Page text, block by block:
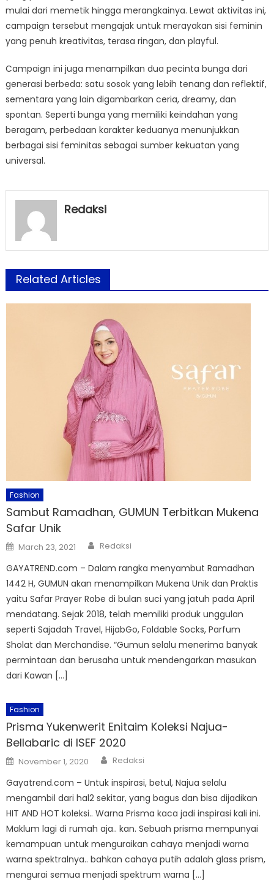
mulai dari memetik hingga merangkainya. Lewat aktivitas ini,
campaign tersebut mengajak untuk merayakan sisi feminin
yang penuh kreativitas, terasa ringan, dan playful.
Campaign ini juga menampilkan dua pecinta bunga dari
generasi berbeda: satu sosok yang lebih tenang dan reflektif,
sementara yang lain digambarkan ceria, dreamy, dan
spontan. Seperti bunga yang memiliki keindahan yang
beragam, perbedaan karakter keduanya menunjukkan
berbagai sisi feminitas sebagai sumber kekuatan yang
universal.
Redaksi
Related Articles
Fashion
Sambut Ramadhan, GUMUN Terbitkan Mukena
Safar Unik
Posted
on
March 23, 2021 Author
Redaksi
GAYATREND.com – Dalam rangka menyambut Ramadhan
1442 H, GUMUN akan menampilkan Mukena Unik dan Praktis
yaitu Safar Prayer Robe di bulan suci yang jatuh pada April
mendatang. Sejak 2018, telah memiliki produk unggulan
seperti Sajadah Travel, HijabGo, Foldable Socks, Parfum
Sholat dan Merchandise. “Gumun selalu menerima banyak
permintaan dan berusaha untuk mendengarkan masukan
dari Kawan […]
Fashion
Prisma Yukenwerit Enitaim Koleksi Najua-
Bellabaric di ISEF 2020
Posted
on
November 1, 2020 Author
Redaksi
Gayatrend.com – Untuk inspirasi, betul, Najua selalu
mengambil dari hal2 sekitar, yang bagus dan bisa dijadikan
HIT AND HOT koleksi.. Warna Prisma kaca jadi inspirasi kali ini.
Maklum lagi di rumah aja.. kan. Sebuah prisma mempunyai
kemampuan untuk menguraikan cahaya menjadi warna
warna spektralnya.. bahkan cahaya putih adalah glass prism,
mengurai semua menjadi spektrum warna […]